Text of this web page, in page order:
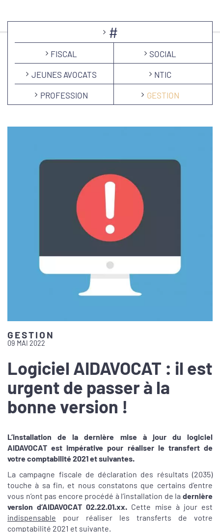
#
FISCAL SOCIAL
JEUNES AVOCATS NTIC
PROFESSION GESTION
GESTION
09 MAI 2022
Logiciel AIDAVOCAT : il est
urgent de passer à la
bonne version !
L’installation de la dernière mise à jour du logiciel
AIDAVOCAT est impérative pour réaliser le transfert de
votre comptabilité 2021 et suivantes.
La campagne fiscale de déclaration des résultats (2035)
touche à sa fin, et nous constatons que certains d’entre
vous n’ont pas encore procédé à l’installation de la dernière
version d’AIDAVOCAT 02.22.01.xx. Cette mise à jour est
indispensable pour réaliser les transferts de votre
comptabilité 2021 et suivante.